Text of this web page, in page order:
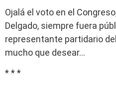
Ojalá el voto en el
Delgado, siempre fuera
representante partidario
mucho que desear…
* * *